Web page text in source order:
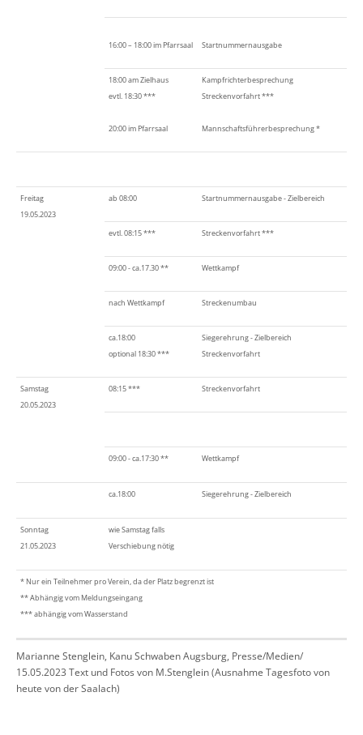
16:00 – 18:00 im Pfarrsaal Startnummernausgabe
18:00 am Zielhaus
evtl. 18:30 ***
20:00 im Pfarrsaal
Kampfrichterbesprechung
Streckenvorfahrt ***
Mannschaftsführerbesprechung *
Freitag
19.05.2023
ab 08:00 Startnummernausgabe - Zielbereich
evtl. 08:15 *** Streckenvorfahrt ***
09:00 - ca.17.30 ** Wettkampf
nach Wettkampf Streckenumbau
ca.18:00
optional 18:30 ***
Siegerehrung - Zielbereich
Streckenvorfahrt
Samstag
20.05.2023
08:15 *** Streckenvorfahrt
09:00 - ca.17:30 ** Wettkampf
ca.18:00 Siegerehrung - Zielbereich
Sonntag
21.05.2023
wie Samstag falls
Verschiebung nötig
* Nur ein Teilnehmer pro Verein, da der Platz begrenzt ist
** Abhängig vom Meldungseingang
*** abhängig vom Wasserstand
Marianne Stenglein, Kanu Schwaben Augsburg, Presse/Medien/
15.05.2023 Text und Fotos von M.Stenglein (Ausnahme Tagesfoto von
heute von der Saalach)